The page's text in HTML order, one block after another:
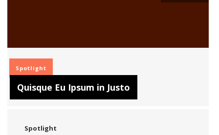
Spotlight
Quisque Eu Ipsum in Justo
Spotlight